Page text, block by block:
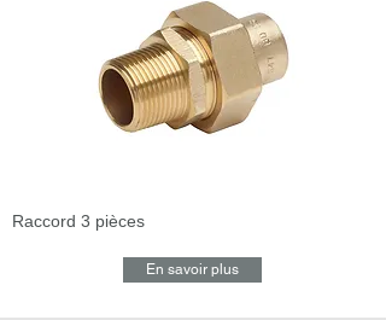
Raccord 3 pièces
En savoir plus